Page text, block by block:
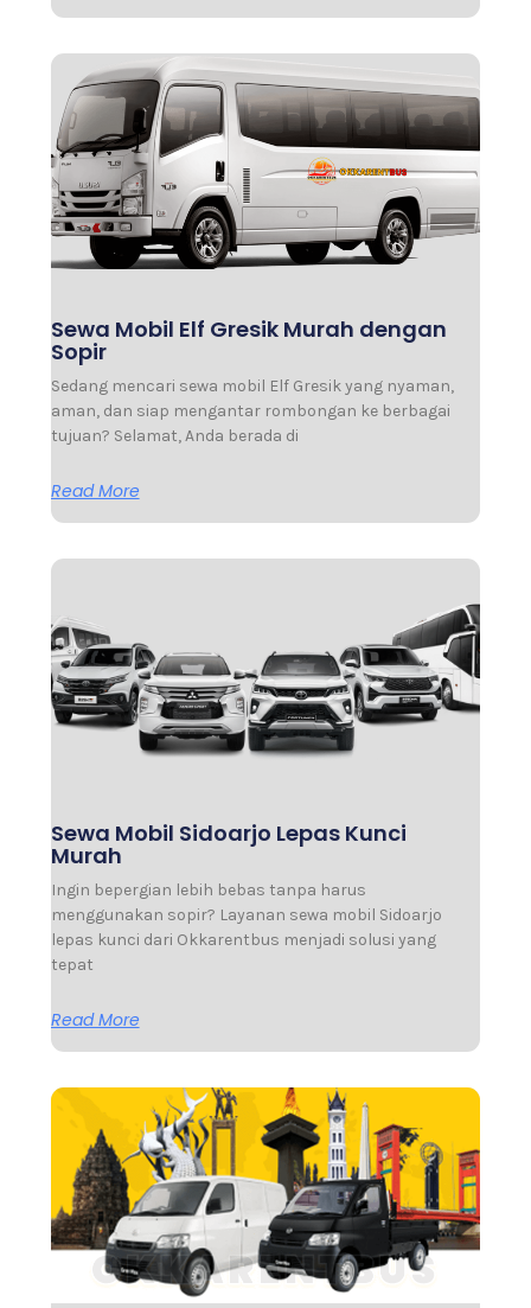
Sewa Mobil Elf Gresik Murah dengan
Sopir
Sedang mencari sewa mobil Elf Gresik yang nyaman,
aman, dan siap mengantar rombongan ke berbagai
tujuan? Selamat, Anda berada di
Read More
Sewa Mobil Sidoarjo Lepas Kunci
Murah
Ingin bepergian lebih bebas tanpa harus
menggunakan sopir? Layanan sewa mobil Sidoarjo
lepas kunci dari Okkarentbus menjadi solusi yang
tepat
Read More